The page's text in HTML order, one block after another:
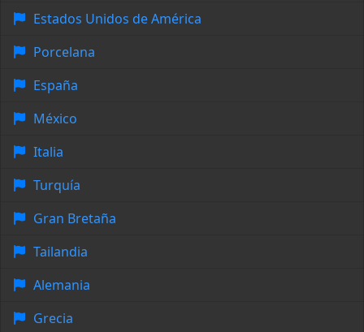
Estados Unidos de América
Porcelana
España
México
Italia
Turquía
Gran Bretaña
Tailandia
Alemania
Grecia